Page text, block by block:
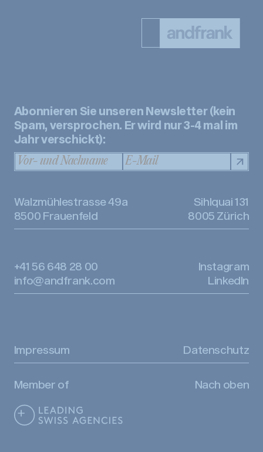
Abonnieren Sie unseren Newsletter (kein
Spam, versprochen. Er wird nur 3-4 mal im
Jahr verschickt):
Walzmühlestrasse 49a
8500 Frauenfeld
Sihlquai 131
8005 Zürich
+41 56 648 28 00
info@andfrank.com
Instagram
LinkedIn
Member of
Impressum Datenschutz
Nach oben